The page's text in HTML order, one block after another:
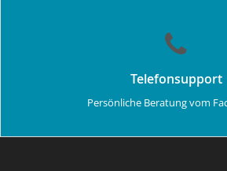
Telefonsupport
Persönliche Beratung vom